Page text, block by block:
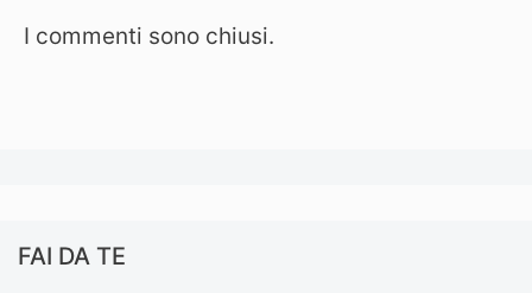
I commenti sono chiusi.
FAI DA TE